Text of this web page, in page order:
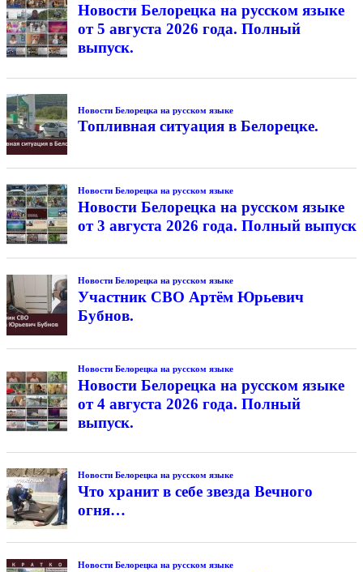
Новости Белорецка на русском языке
от 5 августа 2026 года. Полный
выпуск.
Новости Белорецка на русском языке
Топливная ситуация в Белорецке.
Новости Белорецка на русском языке
Новости Белорецка на русском языке
от 3 августа 2026 года. Полный выпуск
Новости Белорецка на русском языке
Участник СВО Артём Юрьевич
Бубнов.
Новости Белорецка на русском языке
Новости Белорецка на русском языке
от 4 августа 2026 года. Полный
выпуск.
Новости Белорецка на русском языке
Что хранит в себе звезда Вечного
огня…
Новости Белорецка на русском языке